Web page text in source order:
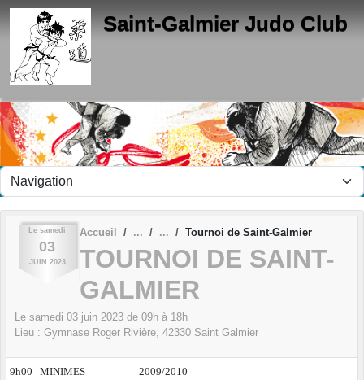
Saint-Galmier Judo Club
Le samedi
03
JUIN 2023
Accueil Tournoi de Saint-Galmier
TOURNOI DE SAINT-
GALMIER
Le samedi 03 juin 2023 de 09h à 18h
Lieu : Gymnase Roger Rivière, 42330 Saint Galmier
9h00 MINIMES 2009/2010
Panneau de gestion des cookies